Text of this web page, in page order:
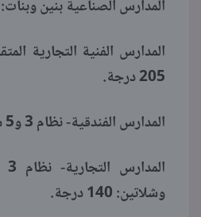
المدارس الصناعية بنين وبنات: 140 درجة.
205 درجة.
المدارس الفندقية- نظام 3 و5 سنوات: 170 درجة.
وشلاتين: 140 درجة.